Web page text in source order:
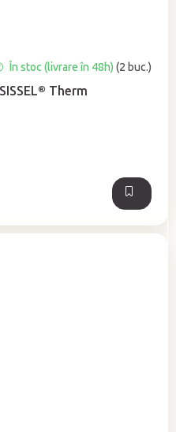
Therm
În stoc (livrare în 48h)(2 buc.)